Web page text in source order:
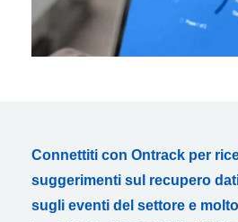
Connettiti con Ontrack per
suggerimenti sul recupero
sugli eventi del settore e